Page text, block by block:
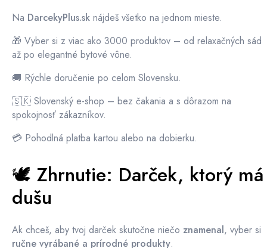
Na DarcekyPlus.sk nájdeš všetko na jednom mieste.
🎁 Vyber si z viac ako 3000 produktov – od relaxačných sád
až po elegantné bytové vône.
🚚 Rýchle doručenie po celom Slovensku.
🇸🇰 Slovenský e-shop – bez čakania a s dôrazom na
spokojnosť zákazníkov.
💳 Pohodlná platba kartou alebo na dobierku.
🕊️ Zhrnutie: Darček, ktorý má
dušu
Ak chceš, aby tvoj darček skutočne niečo znamenal, vyber si
ručne vyrábané a prírodné produkty.